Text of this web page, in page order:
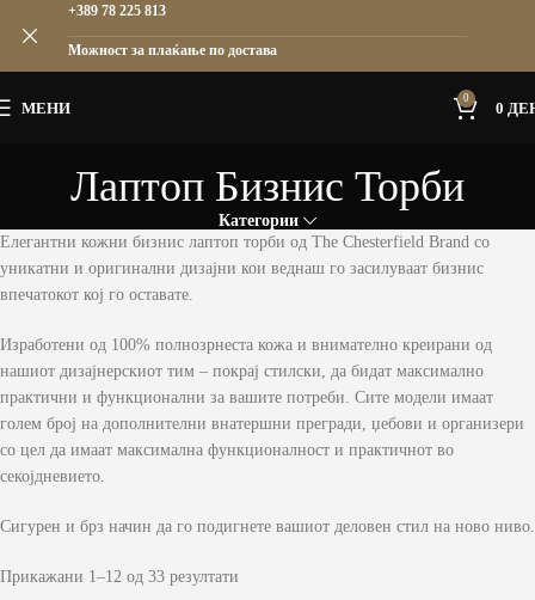
МЕНИ
0
0
Лаптоп Бизнис Торби
Категории
Елегантни кожни бизнис лаптоп торби од The Chesterfield Brand со
уникатни и оригинални дизајни кои веднаш го засилуваат бизнис
впечатокот кој го оставате.
Изработени од 100% полнозрнеста кожа и внимателно креирани од
нашиот дизајнерскиот тим – покрај стилски, да бидат максимално
практични и функционални за вашите потреби. Сите модели имаат
голем број на дополнителни внатершни прегради, џебови и организери
со цел да имаат максимална функционалност и практичнот во
секојдневието.
Сигурен и брз начин да го подигнете вашиот деловен стил на ново ниво.
Прикажани 1–12 од 33 резултати
+389 78 225 813
Можност за плаќање по достава